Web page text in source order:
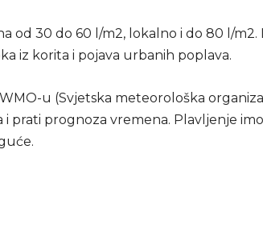
od 30 do 60 l/m2, lokalno i do 80 l/m2.
iz korita i pojava urbanih poplava.
u (Svjetska meteorološka
prati prognoza vremena. Plavljenje